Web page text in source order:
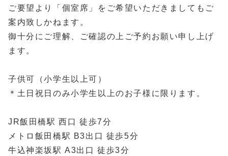
ご要望より「個室席」をご希望いただきましてもご
案内致しかねます。
御十分にご理解、ご確認の上ご予約お願い申し上げ
ます。
子供可（小学生以上可）
＊土日祝日のみ小学生以上のお子様に限ります。
JR飯田橋駅 西口 徒歩7分
メトロ飯田橋駅 B3出口 徒歩5分
牛込神楽坂駅 A3出口 徒歩3分